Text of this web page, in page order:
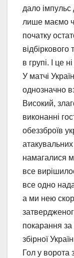
дало імпульс
лише маємо
початку
відбіркового
в групі. І це
У матчі
однозначно
Високий,
виконанні
обеззброїв
намагалися
все
все одно
а ми нею
покарання за
збірної
Гол у ворота